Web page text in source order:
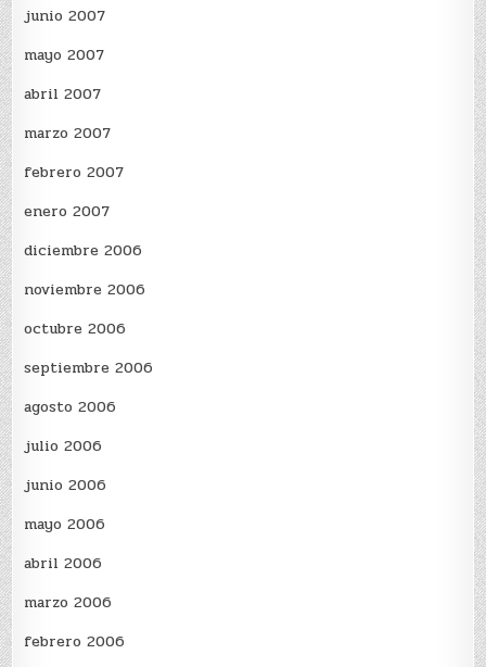
junio 2007
mayo 2007
abril 2007
marzo 2007
febrero 2007
enero 2007
diciembre 2006
noviembre 2006
octubre 2006
septiembre 2006
agosto 2006
julio 2006
junio 2006
mayo 2006
abril 2006
marzo 2006
febrero 2006